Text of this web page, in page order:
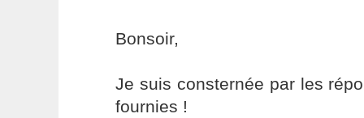
Bonsoir,
Je suis consternée par les
fournies !